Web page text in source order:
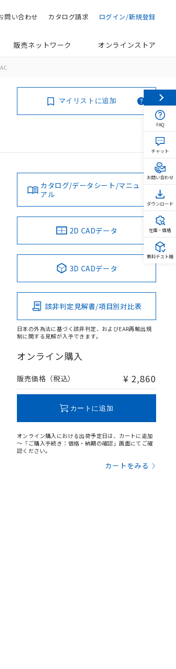
ログイン/新規登録
カタログ請求
問い合わせ
販売ネットワーク オンラインストア
マイリストに追加
カタログ/データシート/マニュ
アル
2D CADデータ
3D CADデータ
該非判定見解書/項目別対比表
日本の外為法に基づく該非判定、およびEAR再輸出規
制に関する見解が入手できます。
オンライン購入
販売価格（税込） ¥ 2,860
カートに追加
オンライン購入における出荷予定日は、カートに追加
～「ご購入手続き：価格・納期の確認」画面にてご確
認ください。
カートをみる
FAQ
チャット
お問い合わせ
ダウンロード
在庫・価格
無料テスト機